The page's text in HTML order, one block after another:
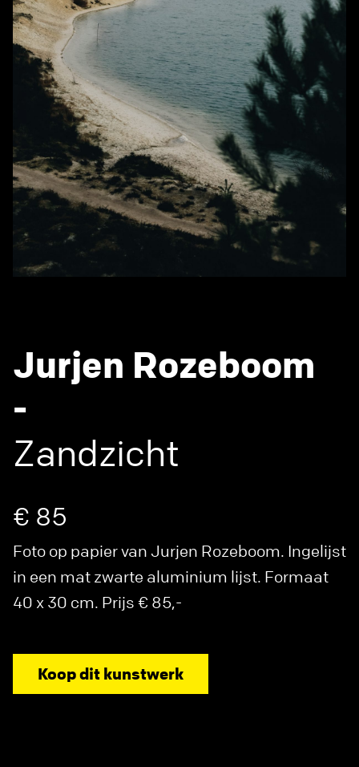
Jurjen Rozeboom
-
Zandzicht
€ 85
Foto op papier van Jurjen Rozeboom. Ingelijst
in een mat zwarte aluminium lijst. Formaat
40 x 30 cm. Prijs € 85,-
Koop dit kunstwerk